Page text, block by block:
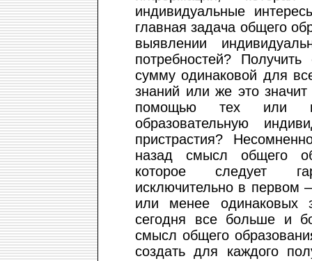
индивидуальные
главная задача общего
выявлении
потребностей?
сумму одинаковой для
знаний или же это
помощью тех или
образовательную
пристрастия?
назад смысл общего
которое следует
исключительно в первом
или менее одинаковых
сегодня все больше и
смысл общего
создать для каждого